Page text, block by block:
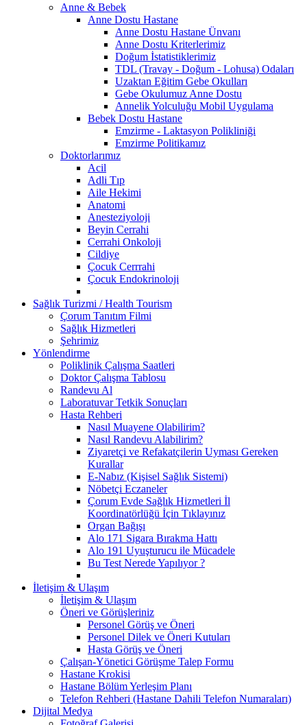
Anne & Bebek
Anne Dostu Hastane
Anne Dostu Hastane Ünvanı
Anne Dostu Kriterlerimiz
Doğum İstatistiklerimiz
TDL (Travay - Doğum - Lohusa) Odaları
Uzaktan Eğitim Gebe Okulları
Gebe Okulumuz Anne Dostu
Annelik Yolculuğu Mobil Uygulama
Bebek Dostu Hastane
Emzirme - Laktasyon Polikliniği
Emzirme Politikamız
Doktorlarımız
Acil
Adli Tıp
Aile Hekimi
Anatomi
Anesteziyoloji
Beyin Cerrahi
Cerrahi Onkoloji
Cildiye
Çocuk Cerrrahi
Çocuk Endokrinoloji
Sağlık Turizmi / Health Tourism
Çorum Tanıtım Filmi
Sağlık Hizmetleri
Şehrimiz
Yönlendirme
Poliklinik Çalışma Saatleri
Doktor Çalışma Tablosu
Randevu Al
Laboratuvar Tetkik Sonuçları
Hasta Rehberi
Nasıl Muayene Olabilirim?
Nasıl Randevu Alabilirim?
Ziyaretçi ve Refakatçilerin Uyması Gereken
Kurallar
E-Nabız (Kişisel Sağlık Sistemi)
Nöbetçi Eczaneler
Çorum Evde Sağlık Hizmetleri İl
Koordinatörlüğü İçin Tıklayınız
Organ Bağışı
Alo 171 Sigara Bırakma Hattı
Alo 191 Uyuşturucu ile Mücadele
Bu Test Nerede Yapılıyor ?
İletişim & Ulaşım
İletişim & Ulaşım
Öneri ve Görüşleriniz
Personel Görüş ve Öneri
Personel Dilek ve Öneri Kutuları
Hasta Görüş ve Öneri
Çalışan-Yönetici Görüşme Talep Formu
Hastane Krokisi
Hastane Bölüm Yerleşim Planı
Telefon Rehberi (Hastane Dahili Telefon Numaraları)
Dijital Medya